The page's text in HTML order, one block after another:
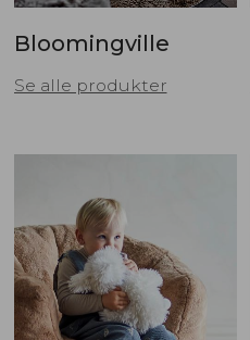
Bloomingville
Se alle produkter